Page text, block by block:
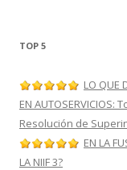
TOP 5
LO QUE
EN
Resolución de
EN LA
LA NIIF 3?